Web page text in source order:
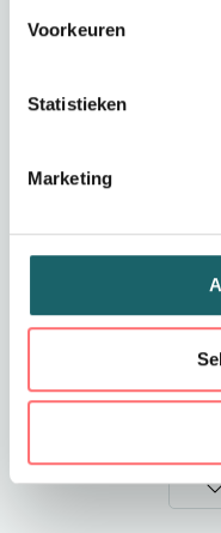
Voorkeuren
Statistieken
Marketing
Overhemd
industrieel
Dit overhemd voor
een stijlvolle
tevens industrieel
extreem
Knoopsluiting
XLA - industriële